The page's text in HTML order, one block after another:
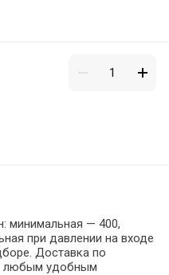
минимальная — 400,
при давлении на входе
Доставка по
любым удобным